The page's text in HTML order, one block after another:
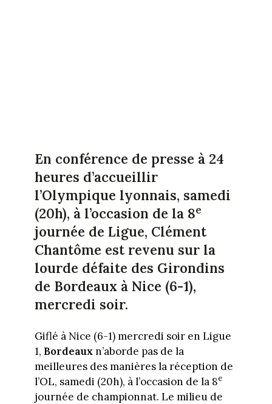
En conférence de presse à 24
heures d’accueillir
l’Olympique lyonnais, samedi
(20h), à l’occasion de la 8e
journée de Ligue, Clément
Chantôme est revenu sur la
lourde défaite des Girondins
de Bordeaux à Nice (6-1),
mercredi soir.
Giflé à Nice (6-1) mercredi soir en Ligue
1, Bordeauxn’aborde pas de la
meilleures des manières la réception de
l’OL, samedi (20h), à l’occasion de la 8e
journée de championnat. Le milieu de